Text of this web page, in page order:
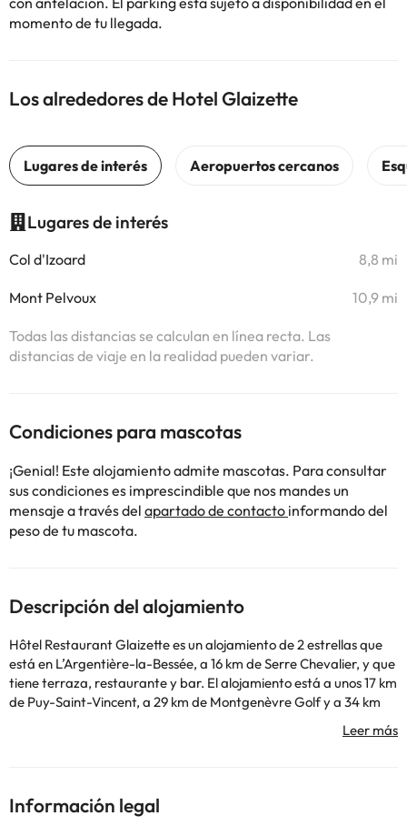
momento de tu llegada.
Los alrededores de Hotel Glaizette
Lugares de interés
Col d'Izoard 8,8 mi
Mont Pelvoux 10,9 mi
Todas las distancias se calculan en línea recta. Las
distancias de viaje en la realidad pueden variar.
Condiciones para mascotas
¡Genial! Este alojamiento admite mascotas. Para consultar
sus condiciones es imprescindible que nos mandes un
mensaje a través del apartado de contacto informando del
peso de tu mascota.
Descripción del alojamiento
Hôtel Restaurant Glaizette es un alojamiento de 2 estrellas que
está en LʼArgentière-la-Bessée, a 16 km de Serre Chevalier, y que
tiene terraza, restaurante y bar. El alojamiento está a unos 17 km
de Puy-Saint-Vincent, a 29 km de Montgenèvre Golf y a 34 km
de La Forêt Blanche. El hotel libre de humo dispone de wifi gratis
alrededores, como esquí y ciclismo. Via Lattea está a 38 km del
alojamiento, y Bardonecchia está a 46 km. El aeropuerto
Información legal